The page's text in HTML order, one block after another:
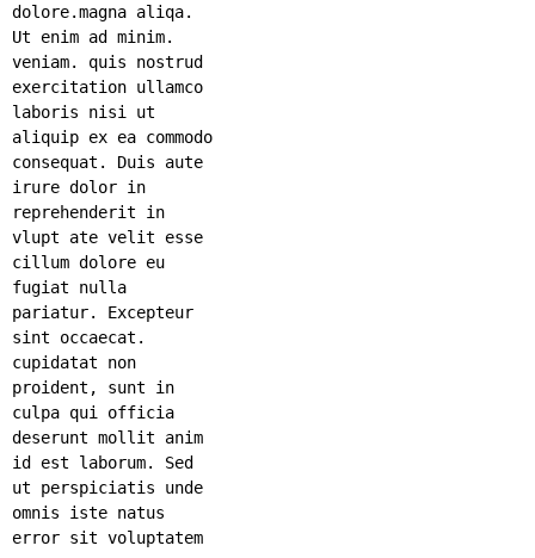
dolore.magna aliqa.
Ut enim ad minim.
veniam. quis nostrud
exercitation ullamco
laboris nisi ut
aliquip ex ea commodo
consequat. Duis aute
irure dolor in
reprehenderit in
vlupt ate velit esse
cillum dolore eu
fugiat nulla
pariatur. Excepteur
sint occaecat.
cupidatat non
proident, sunt in
culpa qui officia
deserunt mollit anim
id est laborum. Sed
ut perspiciatis unde
omnis iste natus
error sit voluptatem